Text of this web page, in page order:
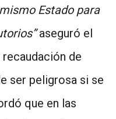
Estado para
aseguró el
de
ser peligrosa si se
que en las